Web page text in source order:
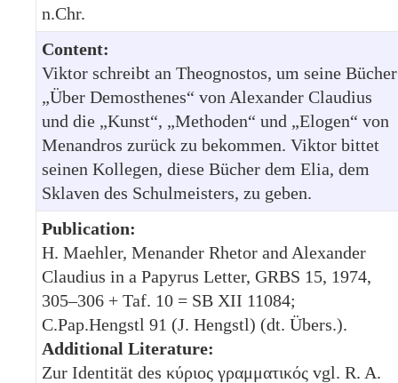
n.Chr.
Content:
Viktor schreibt an Theognostos, um seine Bücher
„Über Demosthenes“ von Alexander Claudius
und die „Kunst“, „Methoden“ und „Elogen“ von
Menandros zurück zu bekommen. Viktor bittet
seinen Kollegen, diese Bücher dem Elia, dem
Sklaven des Schulmeisters, zu geben.
Publication:
H. Maehler, Menander Rhetor and Alexander
Claudius in a Papyrus Letter, GRBS 15, 1974,
305–306 + Taf. 10 = SB XII 11084;
C.Pap.Hengstl 91 (J. Hengstl) (dt. Übers.).
Additional Literature:
Zur Identität des κύριος γραμματικός vgl. R. A.